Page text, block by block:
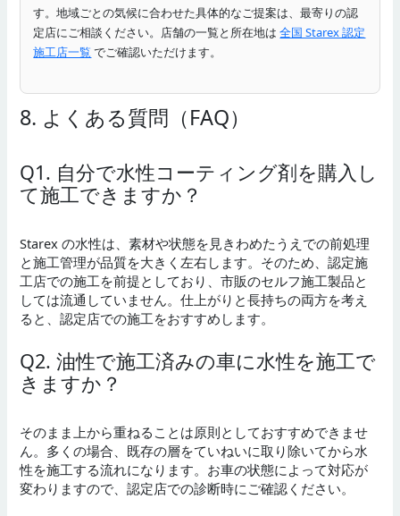
す。地域ごとの気候に合わせた具体的なご提案は、最寄りの認
定店にご相談ください。店舗の一覧と所在地は全国 Starex 認定
施工店一覧 でご確認いただけます。
8. よくある質問（FAQ）
Q1. 自分で水性コーティング剤を購入し
て施工できますか？
Starex の水性は、素材や状態を見きわめたうえでの前処理
と施工管理が品質を大きく左右します。そのため、認定施
工店での施工を前提としており、市販のセルフ施工製品と
しては流通していません。仕上がりと長持ちの両方を考え
ると、認定店での施工をおすすめします。
Q2. 油性で施工済みの車に水性を施工で
きますか？
そのまま上から重ねることは原則としておすすめできませ
ん。多くの場合、既存の層をていねいに取り除いてから水
性を施工する流れになります。お車の状態によって対応が
変わりますので、認定店での診断時にご確認ください。